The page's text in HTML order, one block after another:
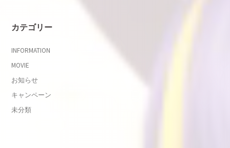
カテゴリー
INFORMATION
MOVIE
お知らせ
キャンペーン
未分類